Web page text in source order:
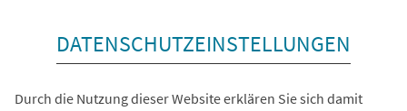
DATENSCHUTZEINSTELLUNGEN
Durch die Nutzung dieser Website erklären Sie sich damit